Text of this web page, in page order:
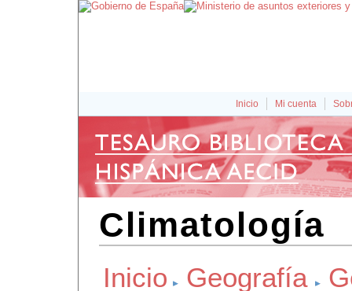
Inicio Mi cuenta
Climatología
Inicio Geografía